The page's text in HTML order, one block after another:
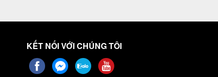
KẾT NỐI VỚI CHÚNG TÔI